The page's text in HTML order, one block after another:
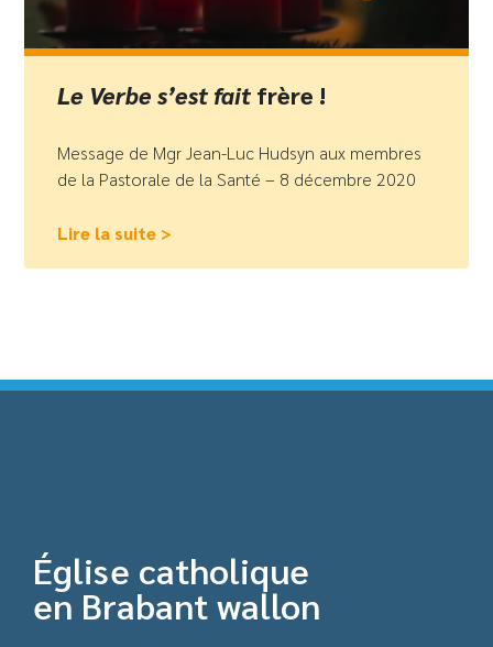
Le Verbe s’est fait frère !
Message de Mgr Jean-Luc Hudsyn aux membres
de la Pastorale de la Santé – 8 décembre 2020
Lire la suite >
Église catholique
en Brabant wallon